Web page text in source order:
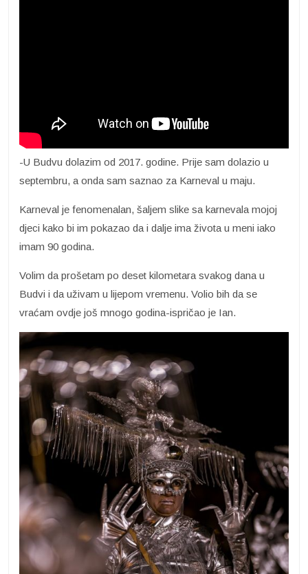
-U Budvu dolazim od 2017. godine. Prije sam dolazio u
septembru, a onda sam saznao za Karneval u maju.
Karneval je fenomenalan, šaljem slike sa karnevala mojoj
djeci kako bi im pokazao da i dalje ima života u meni iako
imam 90 godina.
Volim da prošetam po deset kilometara svakog dana u
Budvi i da uživam u lijepom vremenu. Volio bih da se
vraćam ovdje još mnogo godina-ispričao je Ian.